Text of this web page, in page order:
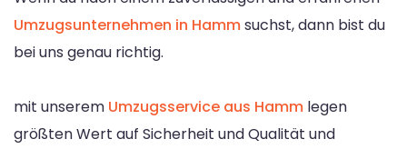
Umzugsunternehmen in Hammsuchst, dann bist du
bei uns genau richtig.
mit unserem Umzugsservice aus Hamm legen
größten Wert auf Sicherheit und Qualität und